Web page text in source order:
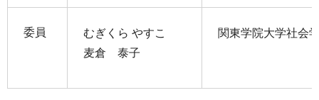
委員
むぎくら やすこ
麦倉 泰子
関東学院大学社会